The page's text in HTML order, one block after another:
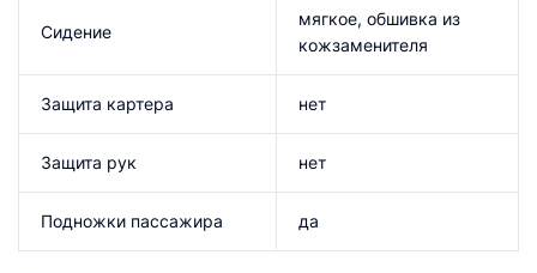
Сидение
мягкое, обшивка из
кожзаменителя
Защита картера нет
Защита рук нет
Подножки пассажира да